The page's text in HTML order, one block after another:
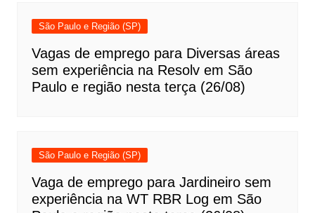
São Paulo e Região (SP)
Vagas de emprego para Diversas áreas
sem experiência na Resolv em São
Paulo e região nesta terça (26/08)
São Paulo e Região (SP)
Vaga de emprego para Jardineiro sem
experiência na WT RBR Log em São